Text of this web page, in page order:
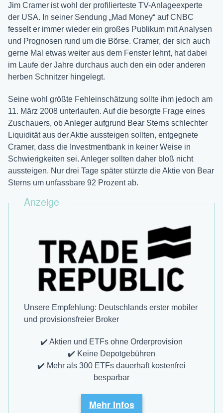
Jim Cramer ist wohl der profilierteste TV-Anlageexperte
der USA. In seiner Sendung „Mad Money“ auf CNBC
fesselt er immer wieder ein großes Publikum mit Analysen
und Prognosen rund um die Börse. Cramer, der sich auch
gerne Mal etwas weiter aus dem Fenster lehnt, hat dabei
im Laufe der Jahre durchaus auch den ein oder anderen
herben Schnitzer hingelegt.
Seine wohl größte Fehleinschätzung sollte ihm jedoch am
11. März 2008 unterlaufen. Auf die besorgte Frage eines
Zuschauers, ob Anleger aufgrund Bear Sterns schlechter
Liquidität aus der Aktie aussteigen sollten, entgegnete
Cramer, dass die Investmentbank in keiner Weise in
Schwierigkeiten sei. Anleger sollten daher bloß nicht
aussteigen. Nur drei Tage später stürzte die Aktie von Bear
Sterns um unfassbare 92 Prozent ab.
Anzeige
Unsere Empfehlung: Deutschlands erster mobiler
und provisions­freier Broker
✔️ Aktien und ETFs ohne Orderprovision
✔️ Keine Depotgebühren
✔️ Mehr als 300 ETFs dauerhaft kostenfrei
besparbar
Mehr Infos